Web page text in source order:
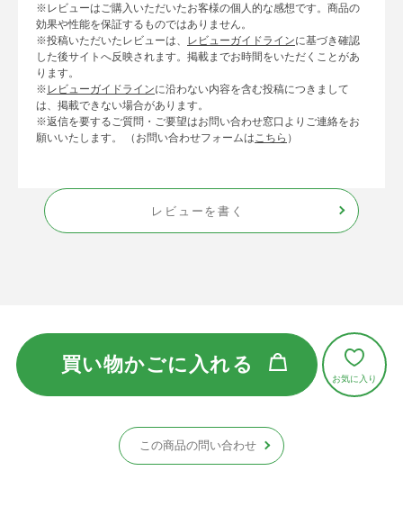
※レビューはご購入いただいたお客様の個人的な感想です。商品の
効果や性能を保証するものではありません。
※投稿いただいたレビューは、 レビューガイドラインに基づき確認
した後サイトへ反映されます。掲載までお時間をいただくことがあ
ります。
※レビューガイドラインに沿わない内容を含む投稿につきまして
は、掲載できない場合があります。
※返信を要するご質問・ご要望はお問い合わせ窓口よりご連絡をお
願いいたします。 （お問い合わせフォームは こちら ）
レビューを書く
買い物かごに入れる
この商品の問い合わせ